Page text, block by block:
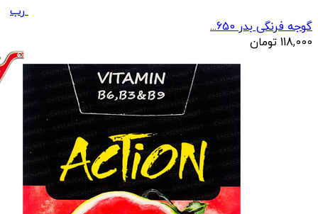
رب
گوجه فرنگی بدر 650...
118,000 تومان